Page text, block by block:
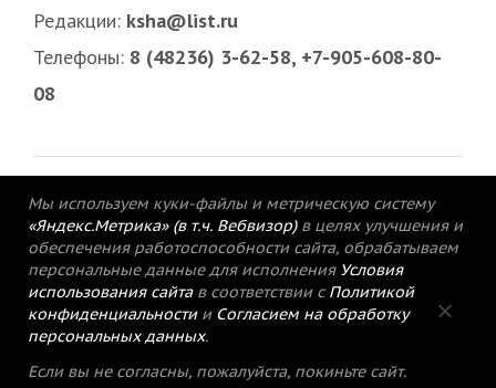
Редакции: ksha@list.ru
Телефоны: 8 (48236) 3-62-58, +7-905-608-80-
08
© 2015-2021 Редакция газеты «Кимрский
Мы используем куки-файлы и метрическую систему
«Яндекс.Метрика» (в т.ч. Вебвизор) в целях улучшения и
обеспечения работоспособности сайта, обрабатываем
персональные данные для исполнения Условия
использования сайтав соответствии с Политикой
конфиденциальностии Согласием на обработку
персональных данных.
Если вы не согласны, пожалуйста, покиньте сайт.